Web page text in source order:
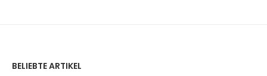
BELIEBTE ARTIKEL